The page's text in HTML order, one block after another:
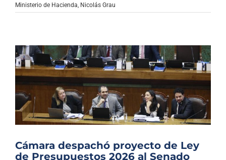
Ministerio de Hacienda Nicolás Grau
Cámara despachó proyecto de Ley
de Presupuestos 2026 al Senado